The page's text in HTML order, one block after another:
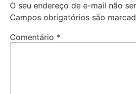
O seu endereço de e-mail não
Campos obrigatórios são
Comentário *